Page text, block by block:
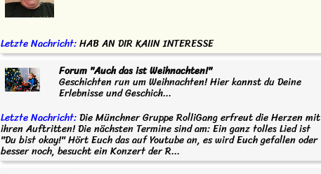
Letzte Nachricht:HAB AN DIR KAIIN INTERESSE
Forum "Auch das ist Weihnachten!"
Geschichten run um Weihnachten! Hier kannst du Deine
Erlebnisse und Geschich...
Letzte Nachricht:Die Münchner Gruppe RolliGang erfreut die Herzen mit
ihren Auftritten! Die nächsten Termine sind am: Ein ganz tolles Lied ist
"Du bist okay!" Hört Euch das auf Youtube an, es wird Euch gefallen oder
besser noch, besucht ein Konzert der R...